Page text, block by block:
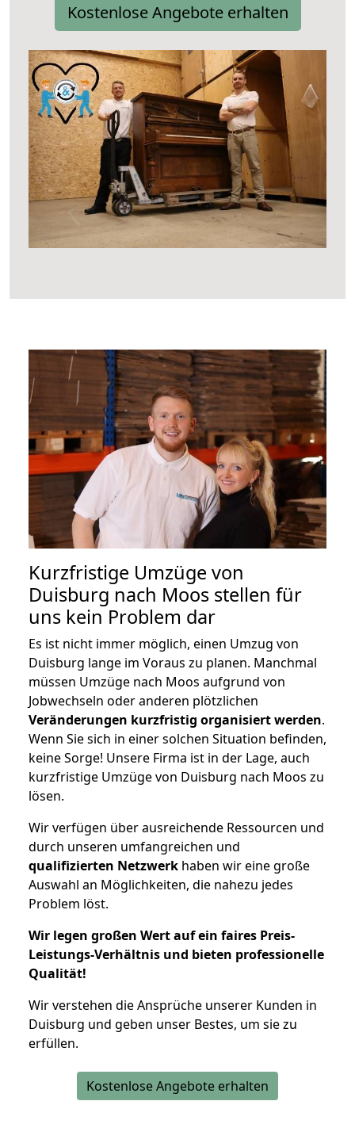
Kostenlose Angebote erhalten
Kurzfristige Umzüge von
Duisburg nach Moos stellen für
uns kein Problem dar
Es ist nicht immer möglich, einen Umzug von
Duisburg lange im Voraus zu planen. Manchmal
müssen Umzüge nach Moos aufgrund von
Jobwechseln oder anderen plötzlichen
Veränderungen kurzfristig organisiert werden.
Wenn Sie sich in einer solchen Situation befinden,
keine Sorge! Unsere Firma ist in der Lage, auch
kurzfristige Umzüge von Duisburg nach Moos zu
lösen.
Wir verfügen über ausreichende Ressourcen und
durch unseren umfangreichen und
qualifizierten Netzwerk haben wir eine große
Auswahl an Möglichkeiten, die nahezu jedes
Problem löst.
Wir legen großen Wert auf ein faires Preis-
Leistungs-Verhältnis und bieten professionelle
Qualität!
Wir verstehen die Ansprüche unserer Kunden in
Duisburg und geben unser Bestes, um sie zu
erfüllen.
Kostenlose Angebote erhalten